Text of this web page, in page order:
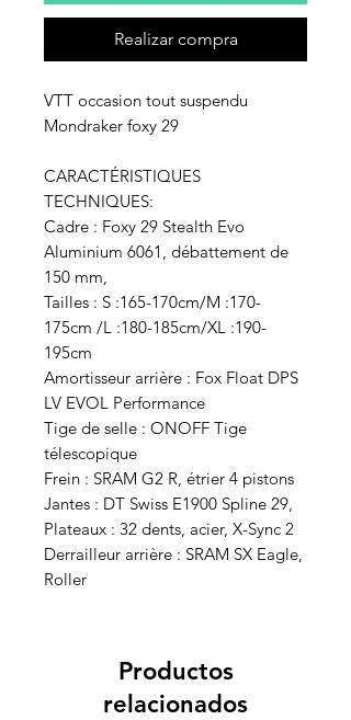
Realizar compra
VTT occasion tout suspendu
Mondraker foxy 29
CARACTÉRISTIQUES
TECHNIQUES:
Cadre : Foxy 29 Stealth Evo
Aluminium 6061, débattement de
150 mm,
Tailles : S :165-170cm/M :170-
175cm /L :180-185cm/XL :190-
195cm
Amortisseur arrière : Fox Float DPS
LV EVOL Performance
Tige de selle : ONOFF Tige
télescopique
Frein : SRAM G2 R, étrier 4 pistons
Jantes : DT Swiss E1900 Spline 29,
Plateaux : 32 dents, acier, X-Sync 2
Derrailleur arrière : SRAM SX Eagle,
Roller
Productos
relacionados